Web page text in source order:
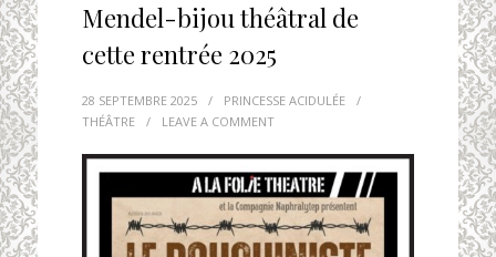
Mendel-bijou théâtral de
cette rentrée 2025
28 SEPTEMBRE 2025 / PRINCESSE ACIDULÉE
/
THÉÂTRE
/ LEAVE A COMMENT